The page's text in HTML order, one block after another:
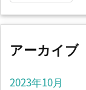
アーカイブ
2023年10月